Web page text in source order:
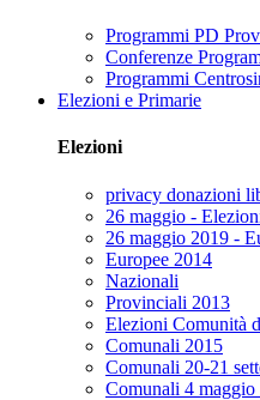
Programmi PD
Conferenze
Programmi
Elezioni e Primarie
Elezioni
privacy donazioni
26 maggio -
26 maggio 2019 -
Europee 2014
Nazionali
Provinciali 2013
Elezioni Comunità
Comunali 2015
Comunali 20-21
Comunali 4 maggio